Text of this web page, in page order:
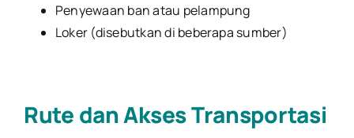
Penyewaan ban atau pelampung
Loker (disebutkan di beberapa sumber)
Rute dan Akses Transportasi